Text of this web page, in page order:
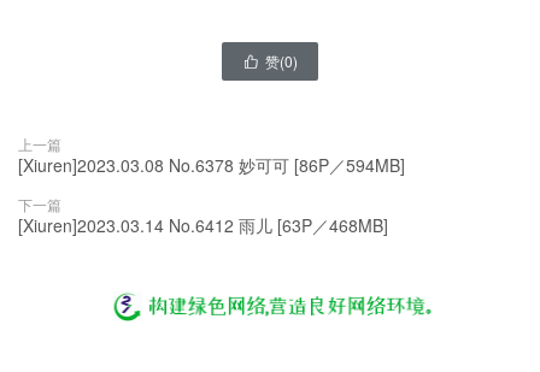
 赞(0)
上一篇
[Xiuren]2023.03.08 No.6378 妙可可 [86P／594MB]
下一篇
[Xiuren]2023.03.14 No.6412 雨儿 [63P／468MB]